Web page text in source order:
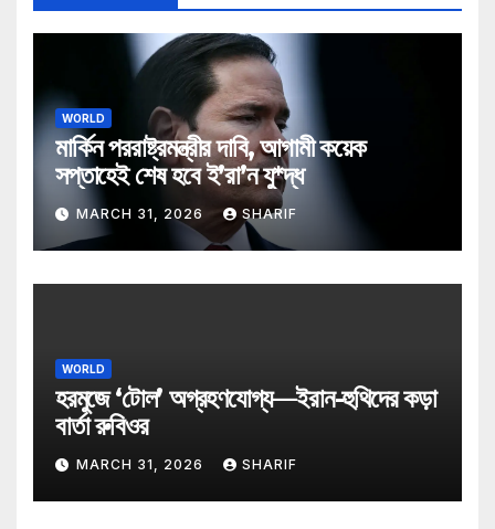
WORLD
মার্কিন পররাষ্ট্রমন্ত্রীর দাবি, আগামী কয়েক
সপ্তাহেই শেষ হবে ই’রা’ন যু*দ্ধ
MARCH 31, 2026 SHARIF
WORLD
হরমুজে ‘টোল’ অগ্রহণযোগ্য—ইরান-হুথিদের কড়া
বার্তা রুবিওর
MARCH 31, 2026 SHARIF